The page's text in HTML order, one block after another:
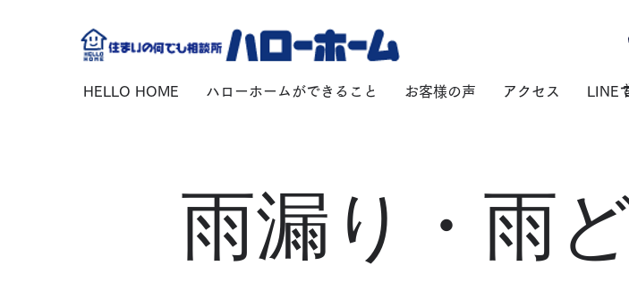
HELLO HOME ハローホームができること お客様の声 アクセス LINE
雨漏り・雨